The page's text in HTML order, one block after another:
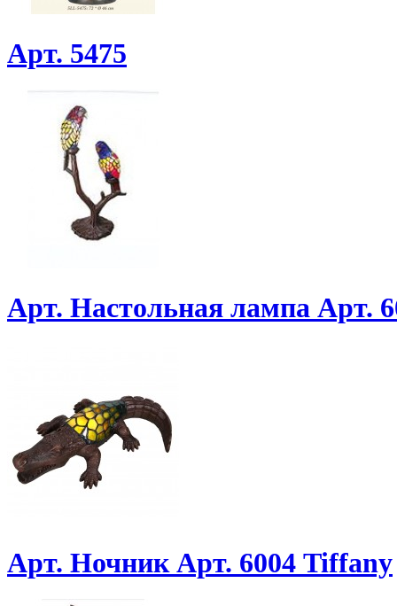
Арт. 5475
Арт. Настольная лампа Арт.
Арт. Ночник Арт. 6004 Tiffany